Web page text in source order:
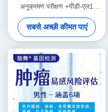
अनुक्रमण परीक्षण +पीडी-एल1
(22सी3) पैकेज
सबसे अच्छी कीमत पाएं